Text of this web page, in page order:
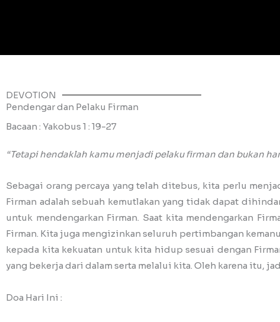
DEVOTION
Pendengar dan Pelaku Firman
Bacaan : Yakobus 1 : 19-27
“Tetapi hendaklah kamu menjadi pelaku firman dan bukan
Sebagai orang percaya yang telah ditebus, kita perlu
Firman adalah sebuah kemutlakan yang tidak dapat
untuk mendengarkan Firman. Saat kita mendengarkan
Firman. Kita juga mengizinkan seluruh pertimbangan
kepada kita kekuatan untuk kita hidup sesuai dengan
yang bekerja dari dalam serta melalui kita. Oleh karena itu,
Doa Hari Ini :